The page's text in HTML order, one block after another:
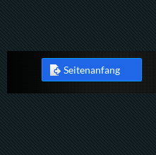
Seitenanfang